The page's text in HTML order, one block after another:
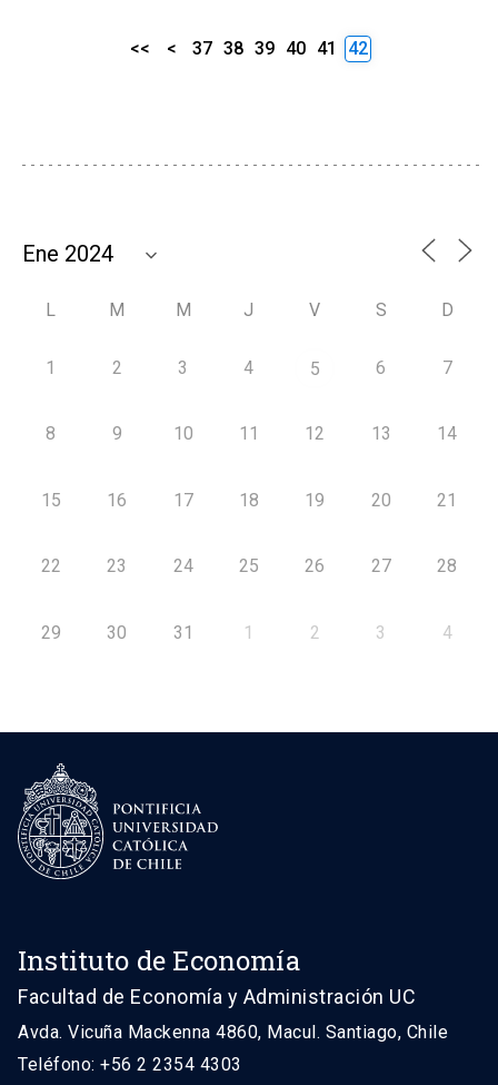
<< < 37 38 39 40 41 42
L M M J V S D
1 2 3 4 5 6 7
8 9 10 11 12 13 14
15 16 17 18 19 20 21
22 23 24 25 26 27 28
29 30 31 1 2 3 4
Instituto de Economía
Facultad de Economía y Administración UC
Avda. Vicuña Mackenna 4860, Macul. Santiago, Chile
Teléfono: +56 2 2354 4303